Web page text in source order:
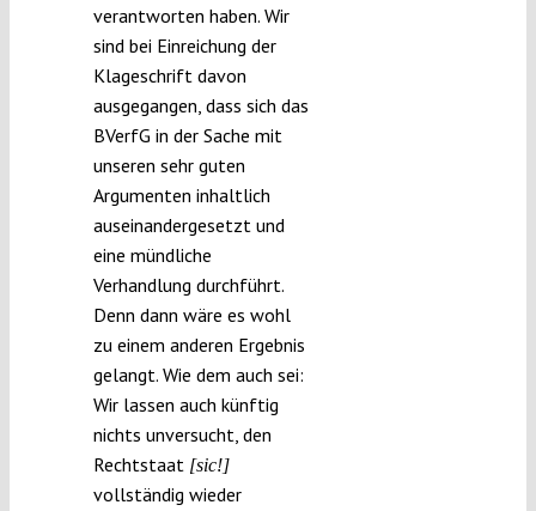
verantworten haben. Wir
sind bei Einreichung der
Klageschrift davon
ausgegangen, dass sich das
BVerfG in der Sache mit
unseren sehr guten
Argumenten inhaltlich
auseinandergesetzt und
eine mündliche
Verhandlung durchführt.
Denn dann wäre es wohl
zu einem anderen Ergebnis
gelangt. Wie dem auch sei:
Wir lassen auch künftig
nichts unversucht, den
Rechtstaat [sic!]
vollständig wieder